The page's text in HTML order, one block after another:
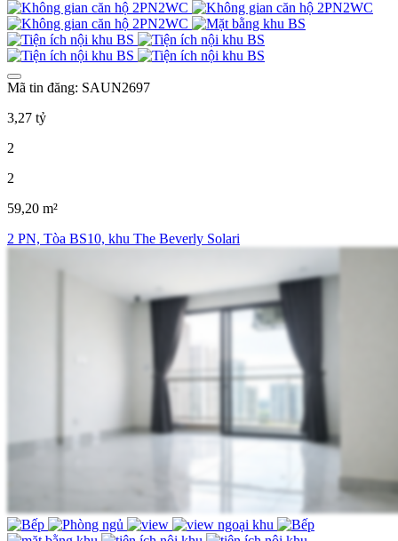
Mã tin đăng: SAUN2697
3,27 tỷ
2
2
59,20 m²
2 PN, Tòa BS10, khu The Beverly Solari